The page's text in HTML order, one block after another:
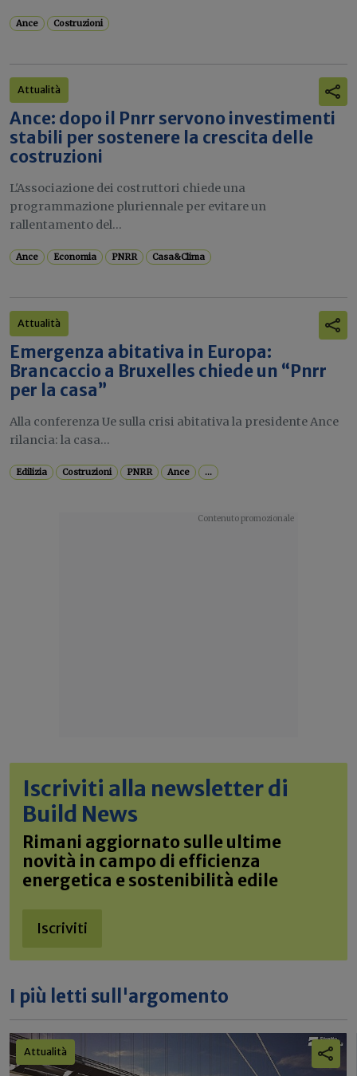
Ance Costruzioni
Attualità
Ance: dopo il Pnrr servono investimenti
stabili per sostenere la crescita delle
costruzioni
L'Associazione dei costruttori chiede una
programmazione pluriennale per evitare un
rallentamento del...
Ance Economia PNRR Casa&Clima
Attualità
Emergenza abitativa in Europa:
Brancaccio a Bruxelles chiede un “Pnrr
per la casa”
Alla conferenza Ue sulla crisi abitativa la presidente Ance
rilancia: la casa...
Edilizia Costruzioni PNRR Ance ...
Iscriviti alla newsletter di
Build News
Rimani aggiornato sulle ultime
novità in campo di efficienza
energetica e sostenibilità edile
Iscriviti
I più letti sull'argomento
Attualità